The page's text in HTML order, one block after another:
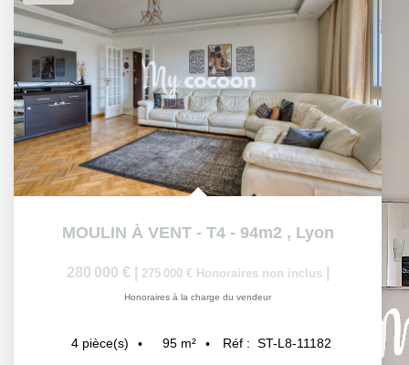
MOULIN À VENT - T4 - 94m2 , Lyon
280 000 € 275 000 € Honoraires non inclus
Honoraires à la charge du vendeur
4 pièce(s) 95 m² Réf : ST-L8-11182